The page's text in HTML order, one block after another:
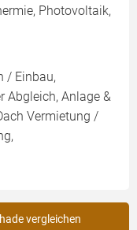
Photovoltaik,
/ Einbau,
Abgleich, Anlage &
Vermietung /
vergleichen